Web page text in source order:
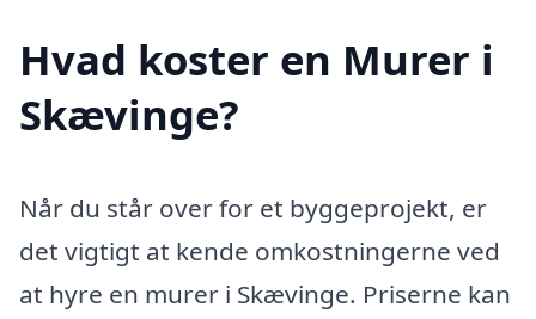
Hvad koster en Murer i
Skævinge?
Når du står over for et byggeprojekt, er
det vigtigt at kende omkostningerne ved
at hyre en murer i Skævinge. Priserne kan